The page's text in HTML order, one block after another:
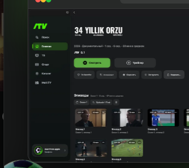
чтобы подарить
Til:
rus, eng
Subtitr:
rus, eng, eng
Sifati: HD
guruhi